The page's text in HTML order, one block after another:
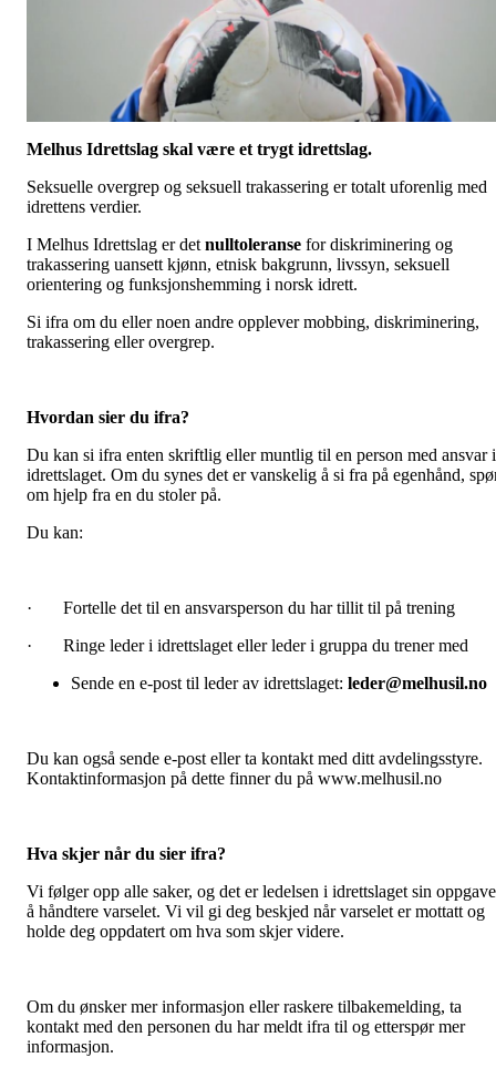
Melhus Idrettslag skal være et trygt idrettslag.
Seksuelle overgrep og seksuell trakassering er totalt uforenlig med
idrettens verdier.
I Melhus Idrettslag er det nulltoleranse for diskriminering og
trakassering uansett kjønn, etnisk bakgrunn, livssyn, seksuell
orientering og funksjonshemming i norsk idrett.
Si ifra om du eller noen andre opplever mobbing, diskriminering,
trakassering eller overgrep.
Hvordan sier du ifra?
Du kan si ifra enten skriftlig eller muntlig til en person med ansvar i
idrettslaget. Om du synes det er vanskelig å si fra på egenhånd,
om hjelp fra en du stoler på.
Du kan:
· Fortelle det til en ansvarsperson du har tillit til på trening
· Ringe leder i idrettslaget eller leder i gruppa du trener med
Sende en e-post til leder av idrettslaget: leder@melhusil.no
Du kan også sende e-post eller ta kontakt med ditt avdelingsstyre.
Kontaktinformasjon på dette finner du på www.melhusil.no
Hva skjer når du sier ifra?
Vi følger opp alle saker, og det er ledelsen i idrettslaget sin oppgave
å håndtere varselet. Vi vil gi deg beskjed når varselet er mottatt og
holde deg oppdatert om hva som skjer videre.
Om du ønsker mer informasjon eller raskere tilbakemelding, ta
kontakt med den personen du har meldt ifra til og etterspør mer
informasjon.